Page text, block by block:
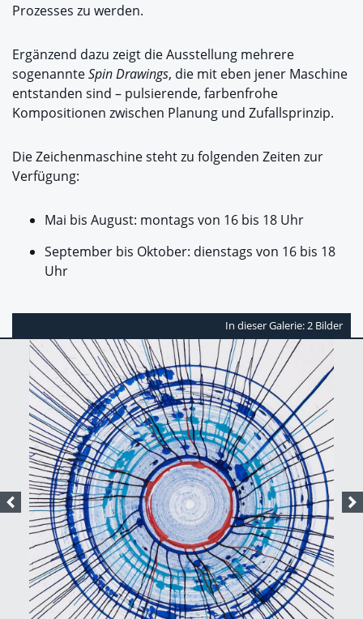
Prozesses zu werden.
Ergänzend dazu zeigt die Ausstellung mehrere
sogenannteSpin Drawings, die mit eben jener Maschine
entstanden sind – pulsierende, farbenfrohe
Kompositionen zwischen Planung und Zufallsprinzip.
Die Zeichenmaschine steht zu folgenden Zeiten zur
Verfügung:
Mai bis August: montags von 16 bis 18 Uhr
September bis Oktober: dienstags von 16 bis 18
Uhr
In dieser Galerie: 2 Bilder